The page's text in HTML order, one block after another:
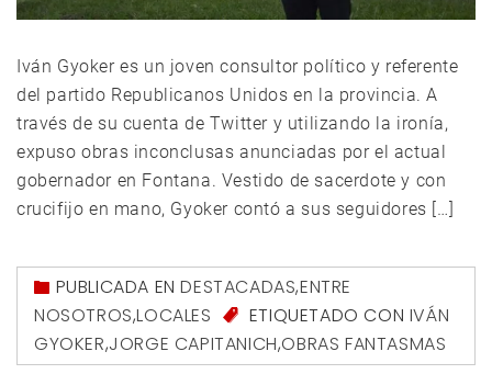
Iván Gyoker es un joven consultor político y referente
del partido Republicanos Unidos en la provincia. A
través de su cuenta de Twitter y utilizando la ironía,
expuso obras inconclusas anunciadas por el actual
gobernador en Fontana. Vestido de sacerdote y con
crucifijo en mano, Gyoker contó a sus seguidores […]
PUBLICADA ENDESTACADAS,ENTRE
NOSOTROS,LOCALES ETIQUETADO CON IVÁN
GYOKER,JORGE CAPITANICH,OBRAS FANTASMAS